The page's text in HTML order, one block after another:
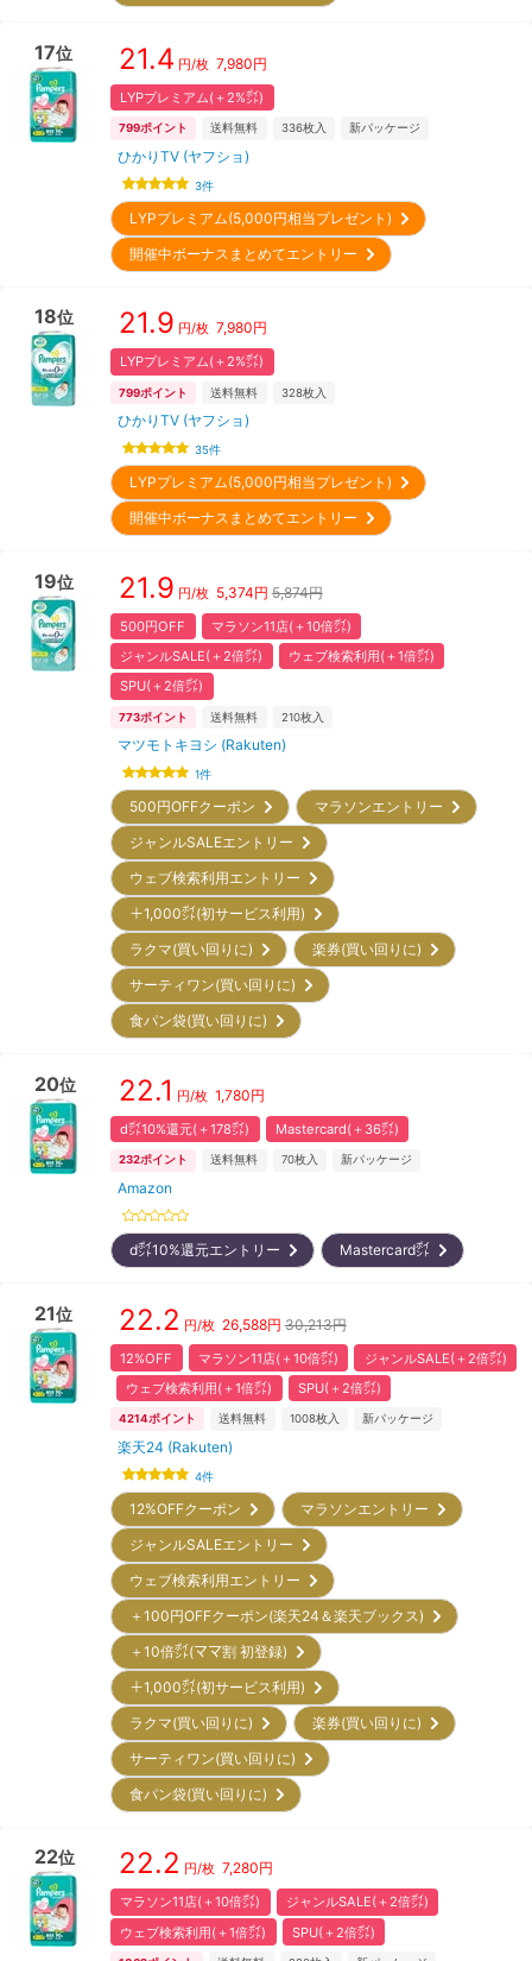
17位 21.4 円/枚 7,980円
LYPプレミアム(＋2%㌽)
799ポイント 送料無料 336枚入 新パッケージ
ひかりTV (ヤフショ)
3件
LYPプレミアム(5,000円相当プレゼント)
開催中ボーナスまとめてエントリー
18位 21.9 円/枚 7,980円
LYPプレミアム(＋2%㌽)
799ポイント 送料無料 328枚入
ひかりTV (ヤフショ)
35件
LYPプレミアム(5,000円相当プレゼント)
開催中ボーナスまとめてエントリー
19位 21.9 円/枚 5,374円 5,874円
500円OFF
マラソン11店(＋10倍㌽)
ジャンルSALE(＋2倍㌽)
ウェブ検索利用(＋1倍㌽)
SPU(＋2倍㌽)
773ポイント 送料無料 210枚入
マツモトキヨシ (Rakuten)
1件
500円OFFクーポン
マラソンエントリー
ジャンルSALEエントリー
ウェブ検索利用エントリー
＋1,000㌽(初サービス利用)
ラクマ(買い回りに)
楽券(買い回りに)
サーティワン(買い回りに)
食パン袋(買い回りに)
20位 22.1 円/枚 1,780円
d㌽10%還元(＋178㌽) Mastercard(＋36㌽)
232ポイント 送料無料 70枚入 新パッケージ
Amazon
d㌽10%還元エントリー Mastercard㌽
21位 22.2 円/枚 26,588円 30,213円
12%OFF マラソン11店(＋10倍㌽)
ジャンルSALE(＋2倍㌽)
ウェブ検索利用(＋1倍㌽)
SPU(＋2倍㌽)
4214ポイント 送料無料 1008枚入 新パッケージ
楽天24 (Rakuten)
4件
12%OFFクーポン
マラソンエントリー
ジャンルSALEエントリー
ウェブ検索利用エントリー
＋100円OFFクーポン(楽天24＆楽天ブックス)
＋10倍㌽(ママ割 初登録)
＋1,000㌽(初サービス利用)
ラクマ(買い回りに)
楽券(買い回りに)
サーティワン(買い回りに)
食パン袋(買い回りに)
22位 22.2 円/枚 7,280円
マラソン11店(＋10倍㌽)
ジャンルSALE(＋2倍㌽)
ウェブ検索利用(＋1倍㌽)
SPU(＋2倍㌽)